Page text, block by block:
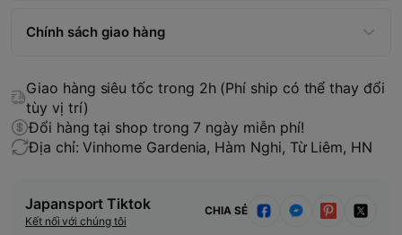
Chính sách giao hàng
Giao hàng siêu tốc trong 2h (Phí ship có thể thay đổi
tùy vị trí)
Đổi hàng tại shop trong 7 ngày miễn phí!
Địa chỉ: Vinhome Gardenia, Hàm Nghi, Từ Liêm, HN
Japansport Tiktok
Kết nối với chúng tôi
CHIA SẺ